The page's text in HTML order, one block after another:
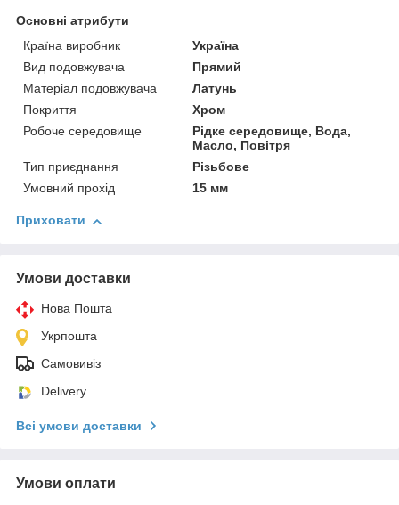
Основні атрибути
Країна виробник
Україна
Вид подовжувача
Прямий
Матеріал подовжувача
Латунь
Покриття
Хром
Робоче середовище
Рідке середовище, Вода,
Масло, Повітря
Тип приєднання
Різьбове
Умовний прохід
15 мм
Приховати
Умови доставки
Нова Пошта
Укрпошта
Самовивіз
Delivery
Всі умови доставки
Умови оплати